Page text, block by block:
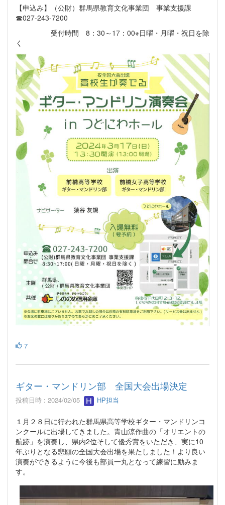
【申込み】（公財）群馬県教育文化事業団 事業支援課
☎027-243-7200
受付時間 8：30～17：00※日曜・月曜・祝日を除
く
7
ギター・マンドリン部 全国大会出場決定
投稿日時 : 2024/02/05 HP担当
１月２８日に行われた群馬県高等学校ギター・マンドリンコ
ンクールに出場してきました。青山涼作曲の「オリエントの
航跡」を演奏し、県内2位そして優秀賞をいただき、実に10
年ぶりとなる悲願の全国大会出場を果たしました！より良い
演奏ができるように今後も部員一丸となって練習に励みま
す。